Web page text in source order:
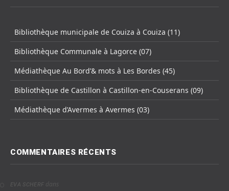
Bibliothèque municipale de Couiza à Couiza (11)
Bibliothèque Communale à Lagorce (07)
Médiathèque Au Bord’& mots à Les Bordes (45)
Bibliothèque de Castillon à Castillon-en-Couserans (09)
Médiathèque d’Avermes à Avermes (03)
COMMENTAIRES RÉCENTS
EVA SCHERF dans